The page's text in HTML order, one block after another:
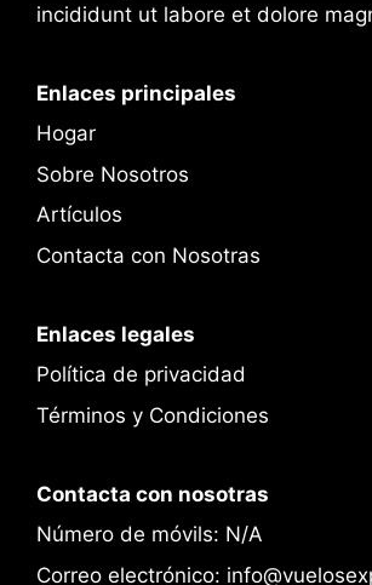
incididunt ut labore et dolore
Enlaces principales
Hogar
Sobre Nosotros
Artículos
Contacta con Nosotras
Enlaces legales
Política de privacidad
Términos y Condiciones
Contacta con nosotras
Número de móvils: N/A
Correo electrónico: